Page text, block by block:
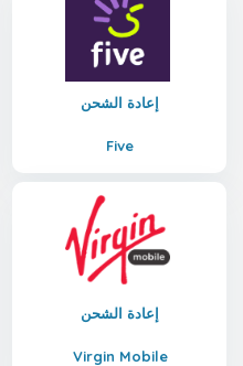
إعادة الشحن
Five
إعادة الشحن
Virgin Mobile